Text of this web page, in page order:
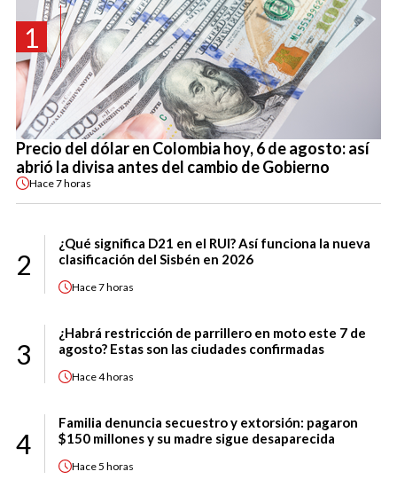
1
Precio del dólar en Colombia hoy, 6 de agosto: así
abrió la divisa antes del cambio de Gobierno
Hace7 horas
2
¿Qué significa D21 en el RUI? Así funciona la nueva
clasificación del Sisbén en 2026
Hace7 horas
3
¿Habrá restricción de parrillero en moto este 7 de
agosto? Estas son las ciudades confirmadas
Hace4 horas
4
Familia denuncia secuestro y extorsión: pagaron
$150 millones y su madre sigue desaparecida
Hace5 horas